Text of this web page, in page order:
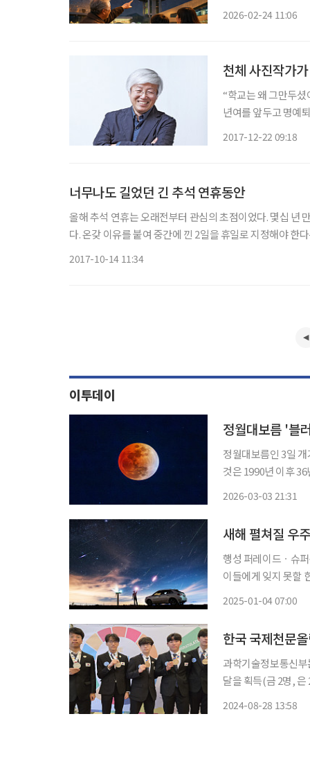
2026-02-24 11:06
천체 사진작가
“학교는 왜 그만두
년여를 앞두고 명예
2017-12-22 09:18
너무나도 길었던 긴 추석 연휴동안
올해 추석 연휴는 오래전부터 관심의 초점이었다. 몇십 년
다. 온갖 이유를 붙여 중간에 낀 2일을 휴일로 지정해야 한
2017-10-14 11:34
이투데이
정월대보름 '블
정월대보름인 3일
것은 1990년 이후 36년 만이다. 개기월식은 지구와 달, 그리
2026-03-03 21:31
새해 펼쳐질 우
행성 퍼레이드ㆍ슈
이들에게 잊지 못할 한
2025-01-04 07:00
한국 국제천문
과학기술정보통신
달을 획득(금 2명, 은 2명, 동 1명)
2024-08-28 13:58